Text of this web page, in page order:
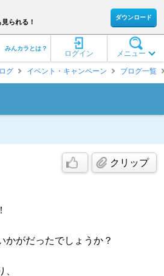
られる！
ダウンロード
メニュー
ログイン
みんカラとは？
グ イベント・キャンペーン ブログ一覧
クリップ
かがだったでしょうか？